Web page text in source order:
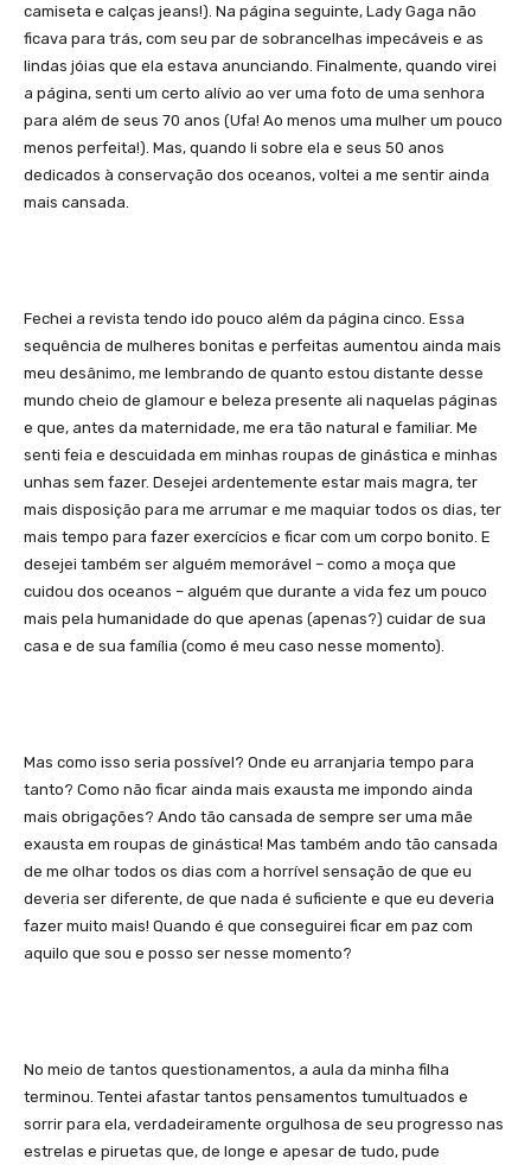
camiseta e calças jeans!). Na página seguinte, Lady Gaga não
ficava para trás, com seu par de sobrancelhas impecáveis e as
lindas jóias que ela estava anunciando. Finalmente, quando virei
a página, senti um certo alívio ao ver uma foto de uma senhora
para além de seus 70 anos (Ufa! Ao menos uma mulher um pouco
menos perfeita!). Mas, quando li sobre ela e seus 50 anos
dedicados à conservação dos oceanos, voltei a me sentir ainda
mais cansada.
Fechei a revista tendo ido pouco além da página cinco. Essa
sequência de mulheres bonitas e perfeitas aumentou ainda mais
meu desânimo, me lembrando de quanto estou distante desse
mundo cheio de glamour e beleza presente ali naquelas páginas
e que, antes da maternidade, me era tão natural e familiar. Me
senti feia e descuidada em minhas roupas de ginástica e minhas
unhas sem fazer. Desejei ardentemente estar mais magra, ter
mais disposição para me arrumar e me maquiar todos os dias, ter
mais tempo para fazer exercícios e ficar com um corpo bonito. E
desejei também ser alguém memorável – como a moça que
cuidou dos oceanos – alguém que durante a vida fez um pouco
mais pela humanidade do que apenas (apenas?) cuidar de sua
casa e de sua família (como é meu caso nesse momento).
Mas como isso seria possível? Onde eu arranjaria tempo para
tanto? Como não ficar ainda mais exausta me impondo ainda
mais obrigações? Ando tão cansada de sempre ser uma mãe
exausta em roupas de ginástica! Mas também ando tão cansada
de me olhar todos os dias com a horrível sensação de que eu
deveria ser diferente, de que nada é suficiente e que eu deveria
fazer muito mais! Quando é que conseguirei ficar em paz com
aquilo que sou e posso ser nesse momento?
No meio de tantos questionamentos, a aula da minha filha
terminou. Tentei afastar tantos pensamentos tumultuados e
sorrir para ela, verdadeiramente orgulhosa de seu progresso nas
estrelas e piruetas que, de longe e apesar de tudo, pude